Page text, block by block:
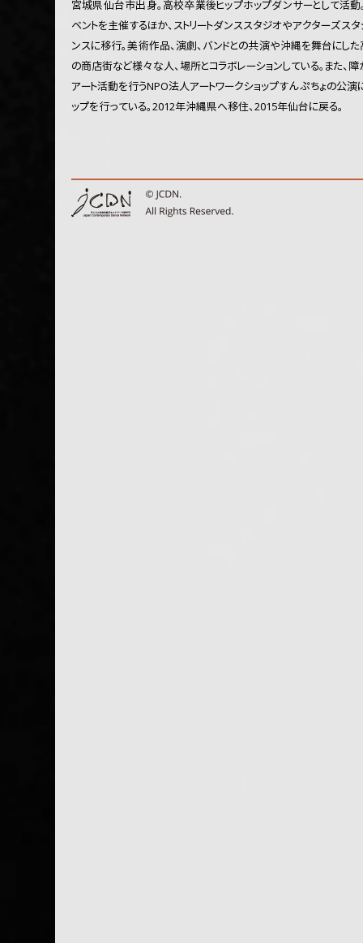
宮城県仙台市出身。高校卒業後ヒップホップダンサーとして活
ベントを主催するほか、ストリートダンススタジオやアクターズス
ンスに移行。美術作品、演劇、バンドとの共演や沖縄を舞台にし
の商店街など様々な人、場所とコラボレーションしている。また、
アート活動を行うNPO法人アートワークショップすんぷちょの公
ップを行っている。2012年沖縄県へ移住、2015年仙台に戻る。